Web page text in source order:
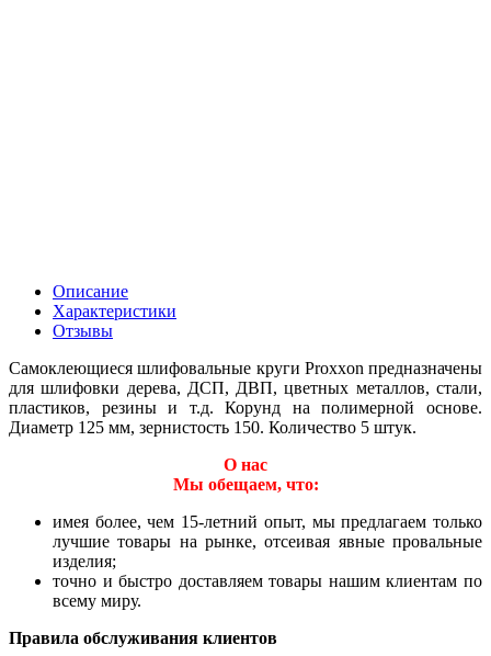
Описание
Характеристики
Отзывы
Самоклеющиеся шлифовальные круги Proxxon предназначены
для шлифовки дерева, ДСП, ДВП, цветных металлов, стали,
пластиков, резины и т.д. Корунд на полимерной основе.
Диаметр 125 мм, зернистость 150. Количество 5 штук.
О нас
Мы обещаем, что:
имея более, чем 15-летний опыт, мы предлагаем только
лучшие товары на рынке, отсеивая явные провальные
изделия;
точно и быстро доставляем товары нашим клиентам по
всему миру.
Правила обслуживания клиентов